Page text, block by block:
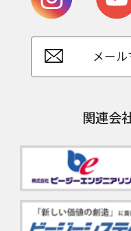
メー
関連会